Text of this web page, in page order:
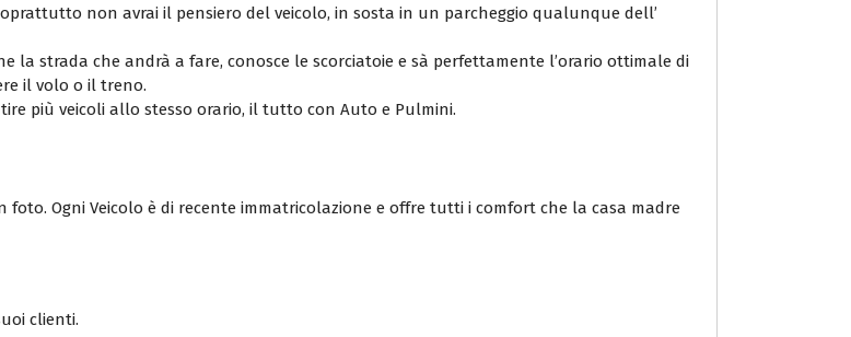
non avrai il pensiero del veicolo, in sosta in un parcheggio qualunque dell’
la strada che andrà a fare, conosce le scorciatoie e sà perfettamente l’orario ottimale di
il volo o il treno.
più veicoli allo stesso orario, il tutto con Auto e Pulmini.
foto. Ogni Veicolo è di recente immatricolazione e offre tutti i comfort che la casa madre
clienti.